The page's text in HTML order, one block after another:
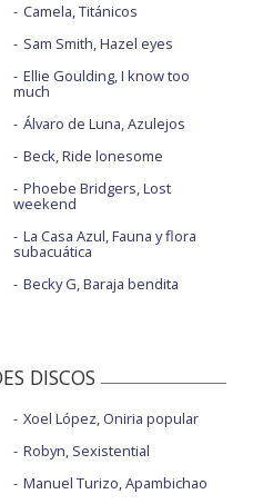
Camela, Titánicos
Sam Smith, Hazel eyes
Ellie Goulding, I know too
much
Álvaro de Luna, Azulejos
Beck, Ride lonesome
Phoebe Bridgers, Lost
weekend
La Casa Azul, Fauna y flora
subacuática
Becky G, Baraja bendita
DISCOS
Xoel López, Oniria popular
Robyn, Sexistential
Manuel Turizo, Apambichao